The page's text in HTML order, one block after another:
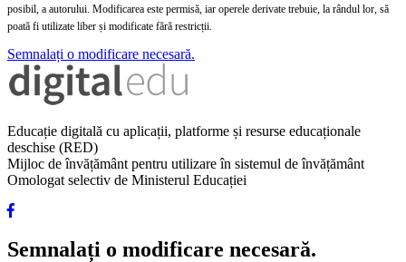
posibil, a autorului. Modificarea este permisă, iar operele derivate trebuie, la rândul lor, să
poată fi utilizate liber și modificate fără restricții.
Semnalați o modificare necesară.
Educație digitală cu aplicații, platforme și resurse educaționale
deschise (RED)
Mijloc de învățământ pentru utilizare în sistemul de învățământ
Omologat selectiv de Ministerul Educației
Semnalați o modificare necesară.